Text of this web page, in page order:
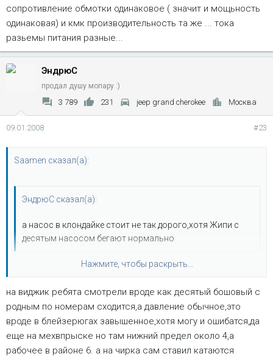
сопротивление обмотки одинаковое ( значит и мощьность
одинаковая) и кмк производительность та же ... тока
разьемы питания разные...
ЭндрюС
продал душу мопару :)
3 789 231 jeep grand cherokee Москва
09.01.2008 #23
Saamen сказал(а):
ЭндрюС сказал(а):
а насос в клондайке стоит не так дорого,хотя Жипи с
десятым насосом бегают нормально
Нажмите, чтобы раскрыть...
даа.. :shock: а оно даФление в говнистрали выдаеть как
высокое давление..у ТаЗа вроде не..то..не
утверждаю..интересуюсь.. :wink:
ЗЫ..про зебинпила и шайтанмаска помню..пАтАму и тока
интересуюсь..
Нажмите, чтобы раскрыть...
на виджик ребята смотрели вроде как десятый бошовый с
родным по номерам сходится,а давление обычное,это
вроде в блейзерюгах завышенное,хотя могу и ошибатся,да
еще на мехвпрыске но там нижний предел около 4,а
рабочее в районе 6. а на чирка сам ставил катаются